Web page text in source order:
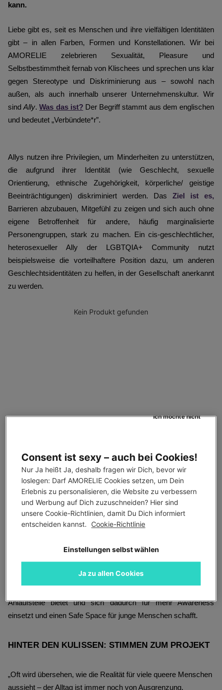
kann.
Liebe gibt es, seit es Menschen und ihre vielfältigen Identitäten
gibt – in allen Farben, Formen und Konstellationen. Wir bei
AMORELIE zelebrieren Sexualität, Pleasure und
Selbstbestimmtheit fernab von Klischees und sprechen uns klar
gegen Stereotype und Diskriminierung aus – sowohl nach
außen, als auch innerhalb unserer Unternehmenskultur. Wir
sind Ally. Was das ist? Der Begriff stammt aus dem englischen
und bedeutet „Verbündete*r”.
Allys nutzen ihre Privilegien, um Minderheiten zu unterstützen,
die aufgrund ihrer Identität (wie Geschlecht, sexuelle
Orientierung, ethnische Zugehörigkeit, körperliche/ geistige
Beeinträchtigungen) diskriminiert werden. Das Ziel ist es,
Barrieren abzubauen, Mitgefühl zu zeigen und sich auch ohne
eigene Betroffenheit für andere, häufig marginalisierte
Personengruppen, stark zu machen. Ein cis-geschlechtlicher,
heterosexueller Ally der LGBTQIA+ Community nutzt
beispielsweise die vorteilhaftere Position dazu, um anderen
Geschlechtsidentitäten zu helfen, in der Gesellschaft anerkannt
zu werden.
Kein Produkt gefunden
Mit dem Launch des AMORELIE T-Shirt »Big Bang« möchten
wir Solidarität zeigen und die LGBTQIA+ Community nachhaltig
unterstützen. Obwohl in den letzten Jahren bereits viele Schritte
in die richtige Richtung unternommen wurden, reicht es nicht
aus, nur einmal im Jahr eine Pride-Kampagne zu launchen oder
zu behaupten, die queere Community zu unterstützen – man
Unternehmen, das einen nachhaltigen Unterschied schaffen
möchte! Unser »Big Bang« T-Shirt wurde fair produziert, je
Anlaufstelle bietet und sich dadurch für mehr Awareness
einsetzt und einen Safe Space für junge Menschen schafft.
HINTER DEN KULISSEN: STIMMEN ZUM PROJEKT
„Oft wird übersehen, wie die Realität für viele queere Menschen
aussieht – der Alltag ist immer noch von Ausgrenzung,
Consent ist sexy – auch bei Cookies!
Nur Ja heißt Ja, deshalb fragen wir Dich, bevor wir
loslegen: Darf AMORELIE Cookies setzen, um Dein
Erlebnis zu personalisieren, die Website zu verbessern
und Werbung auf Dich zuzuschneiden? Hier sind
unsere Cookie-Richtlinien, damit Du Dich informiert
entscheiden kannst.
Cookie-Richtlinie
Einstellungen selbst wählen
Ich möchte nicht
Ja zu allen Cookies